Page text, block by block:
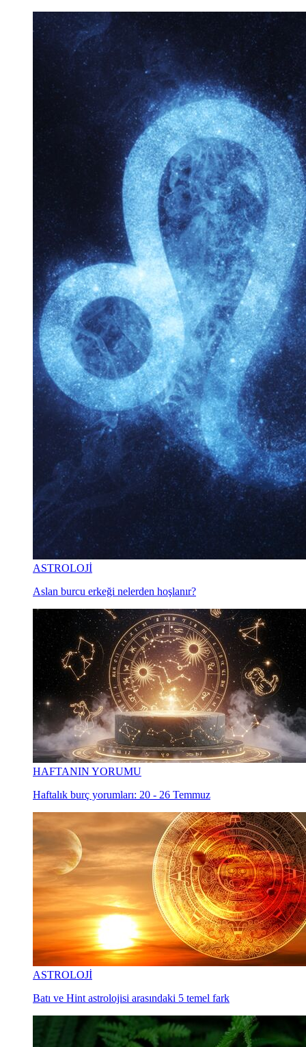
ASTROLOJİ
Aslan burcu erkeği nelerden hoşlanır?
HAFTANIN YORUMU
Haftalık burç yorumları: 20 - 26 Temmuz
ASTROLOJİ
Batı ve Hint astrolojisi arasındaki 5 temel fark